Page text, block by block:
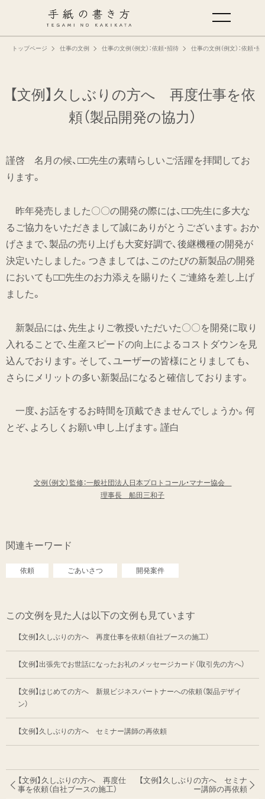
トップページ 仕事の文例 仕事の文例（例文）：依頼・招待 仕事の文例（例文）：依頼・招
【文例】久しぶりの方へ 再度仕事を依
頼（製品開発の協力）
謹啓 名月の候、□□先生の素晴らしいご活躍を拝聞してお
ります。
昨年発売しました〇〇の開発の際には、□□先生に多大な
るご協力をいただきまして誠にありがとうございます。おか
げさまで、製品の売り上げも大変好調で、後継機種の開発が
決定いたしました。つきましては、このたびの新製品の開発
においても□□先生のお力添えを賜りたくご連絡を差し上げ
ました。
新製品には、先生よりご教授いただいた〇〇を開発に取り
入れることで、生産スピードの向上によるコストダウンを見
込んでおります。そして、ユーザーの皆様にとりましても、
さらにメリットの多い新製品になると確信しております。
一度、お話をするお時間を頂戴できませんでしょうか。何
とぞ、よろしくお願い申し上げます。謹白
文例（例文）監修：一般社団法人日本プロトコール・マナー協会
理事長 船田三和子
関連キーワード
依頼 ごあいさつ 開発案件
この文例を見た人は以下の文例も見ています
【文例】久しぶりの方へ 再度仕事を依頼（自社ブースの施工）
【文例】出張先でお世話になったお礼のメッセージカード（取引先の方へ）
【文例】はじめての方へ 新規ビジネスパートナーへの依頼（製品デザイ
ン）
【文例】久しぶりの方へ セミナー講師の再依頼
【文例】久しぶりの方へ 再度仕
事を依頼（自社ブースの施工）
【文例】久しぶりの方へ セミナ
ー講師の再依頼
手紙の基本
仕事の手紙の書き方
くらしの文例
仕事の文例
ミドリオフィシャルサイト